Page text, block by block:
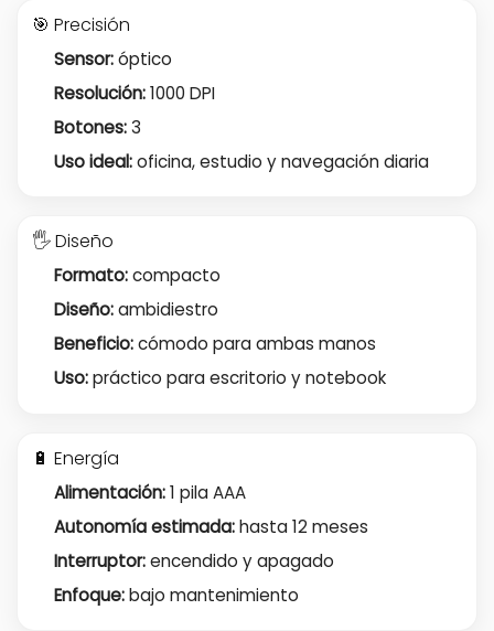
🎯 Precisión
Sensor:óptico
Resolución:1000 DPI
Botones:3
Uso ideal:oficina, estudio y navegación diaria
🖐️ Diseño
Formato:compacto
Diseño:ambidiestro
Beneficio:cómodo para ambas manos
Uso:práctico para escritorio y notebook
🔋 Energía
Alimentación:1 pila AAA
Autonomía estimada:hasta 12 meses
Interruptor:encendido y apagado
Enfoque:bajo mantenimiento